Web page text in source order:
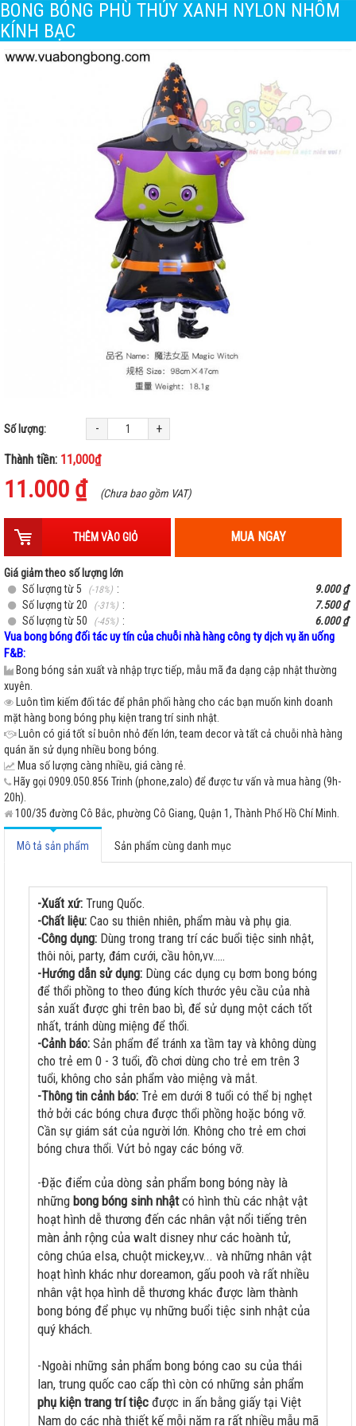
BONG BÓNG PHÙ THỦY XANH NYLON NHÔM
KÍNH BẠC
Số lượng: - +
Thành tiền: 11,000₫
11.000 ₫ (Chưa bao gồm VAT)
THÊM VÀO GIỎ MUA NGAY
Giá giảm theo số lượng lớn
Số lượng từ 5
(-18%) :
9.000 ₫
Số lượng từ 20
(-31%) :
7.500 ₫
Số lượng từ 50
(-45%) : 6.000 ₫
Vua bong bóng đối tác uy tín của chuỗi nhà hàng công ty dịch vụ ăn uống
F&B:
Bong bóng sản xuất và nhập trực tiếp, mẫu mã đa dạng cập nhật thường
xuyên.
Luôn tìm kiếm đối tác để phân phối hàng cho các bạn muốn kinh doanh
mặt hàng bong bóng phụ kiện trang trí sinh nhật.
Luôn có giá tốt sỉ buôn nhỏ đến lớn, team decor và tất cả chuỗi nhà hàng
quán ăn sử dụng nhiều bong bóng.
Mua số lượng càng nhiều, giá càng rẻ.
Hãy gọi 0909.050.856 Trinh (phone,zalo) để được tư vấn và mua hàng (9h-
20h).
100/35 đường Cô Bắc, phường Cô Giang, Quận 1, Thành Phố Hồ Chí Minh.
Mô tả sản phẩm Sản phẩm cùng danh mục
-Xuất xứ: Trung Quốc.
-Chất liệu: Cao su thiên nhiên, phẩm màu và phụ gia.
-Công dụng: Dùng trong trang trí các buổi tiệc sinh nhật,
thôi nôi, party, đám cưới, cầu hôn,vv.....
-Hướng dẫn sử dụng: Dùng các dụng cụ bơm bong bóng
để thổi phồng to theo đúng kích thước yêu cầu của nhà
sản xuất được ghi trên bao bì, để sử dụng một cách tốt
nhất, tránh dùng miệng để thổi.
-Cảnh báo: Sản phẩm để tránh xa tầm tay và không dùng
cho trẻ em 0 - 3 tuổi, đồ chơi dùng cho trẻ em trên 3
tuổi, không cho sản phẩm vào miệng và mắt.
-Thông tin cảnh báo: Trẻ em dưới 8 tuổi có thể bị nghẹt
thở bởi các bóng chưa được thổi phồng hoặc bóng vỡ.
Cần sự giám sát của người lớn. Không cho trẻ em chơi
bóng chưa thổi. Vứt bỏ ngay các bóng vỡ.
-Đặc điểm của dòng sản phẩm bong bóng này là
những bong bóng sinh nhậtcó hình thù các nhật vật
hoạt hình dễ thương đến các nhân vật nổi tiếng trên
màn ảnh rộng của walt disney như các hoành tử,
công chúa elsa, chuột mickey,vv... và những nhân vật
hoạt hình khác như doreamon, gấu pooh và rất nhiều
nhân vật họa hình dễ thương khác được làm thành
bong bóng để phục vụ những buổi tiệc sinh nhật của
quý khách.
-Ngoài những sản phẩm bong bóng cao su của thái
lan, trung quốc cao cấp thì còn có những sản phẩm
phụ kiện trang trí tiệc được in ấn bằng giấy tại Việt
Nam do các nhà thiết kế mỗi năm ra rất nhiều mẫu mã